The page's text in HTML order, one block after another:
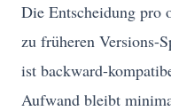
Die Entscheidung pro
zu früheren Versions-
ist backward-
Aufwand bleibt